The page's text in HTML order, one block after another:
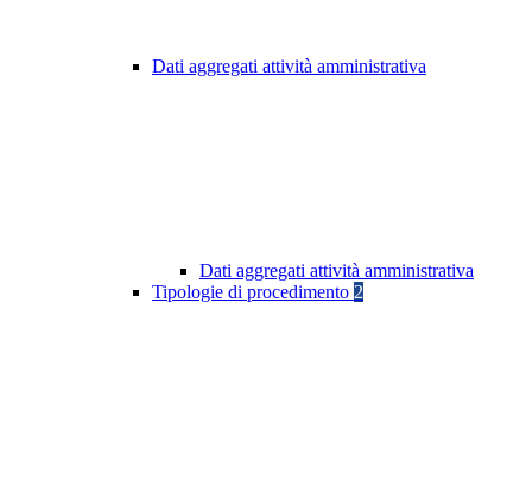
Dati aggregati attività amministrativa
Dati aggregati attività amministrativa
Tipologie di procedimento 2